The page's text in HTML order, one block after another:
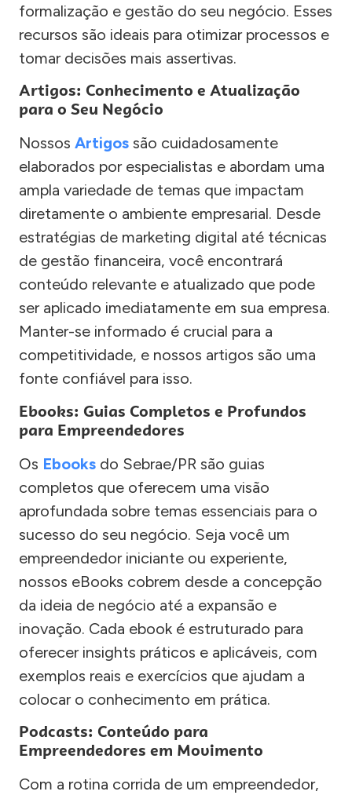
formalização e gestão do seu negócio. Esses
recursos são ideais para otimizar processos e
tomar decisões mais assertivas.
Artigos: Conhecimento e Atualização
para o Seu Negócio
Nossos Artigos são cuidadosamente
elaborados por especialistas e abordam uma
ampla variedade de temas que impactam
diretamente o ambiente empresarial. Desde
estratégias de marketing digital até técnicas
de gestão financeira, você encontrará
conteúdo relevante e atualizado que pode
ser aplicado imediatamente em sua empresa.
Manter-se informado é crucial para a
competitividade, e nossos artigos são uma
fonte confiável para isso.
Ebooks: Guias Completos e Profundos
para Empreendedores
Os Ebooks do Sebrae/PR são guias
completos que oferecem uma visão
aprofundada sobre temas essenciais para o
sucesso do seu negócio. Seja você um
empreendedor iniciante ou experiente,
nossos eBooks cobrem desde a concepção
da ideia de negócio até a expansão e
inovação. Cada ebook é estruturado para
oferecer insights práticos e aplicáveis, com
exemplos reais e exercícios que ajudam a
colocar o conhecimento em prática.
Podcasts: Conteúdo para
Empreendedores em Movimento
Com a rotina corrida de um empreendedor,